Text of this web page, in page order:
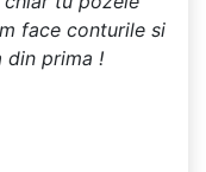
face conturile si
din prima !